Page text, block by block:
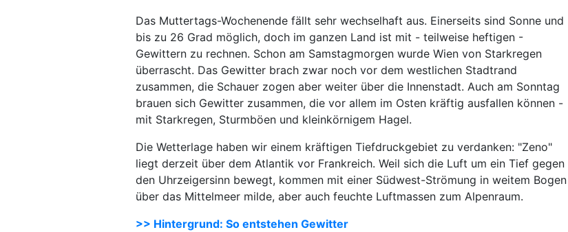
Das Muttertags-Wochenende fällt sehr wechselhaft aus. Einerseits sind Sonne und
bis zu 26 Grad möglich, doch im ganzen Land ist mit - teilweise heftigen -
Gewittern zu rechnen. Schon am Samstagmorgen wurde Wien von Starkregen
überrascht. Das Gewitter brach zwar noch vor dem westlichen Stadtrand
zusammen, die Schauer zogen aber weiter über die Innenstadt. Auch am Sonntag
brauen sich Gewitter zusammen, die vor allem im Osten kräftig ausfallen können -
mit Starkregen, Sturmböen und kleinkörnigem Hagel.
Die Wetterlage haben wir einem kräftigen Tiefdruckgebiet zu verdanken: "Zeno"
liegt derzeit über dem Atlantik vor Frankreich. Weil sich die Luft um ein Tief gegen
den Uhrzeigersinn bewegt, kommen mit einer Südwest-Strömung in weitem Bogen
über das Mittelmeer milde, aber auch feuchte Luftmassen zum Alpenraum.
>> Hintergrund: So entstehen Gewitter